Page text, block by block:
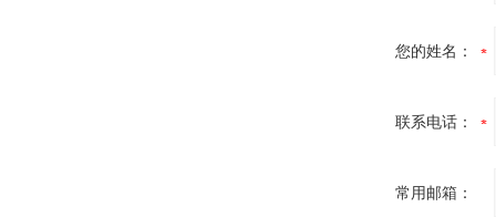
您的姓名：
联系电话：
常用邮箱：